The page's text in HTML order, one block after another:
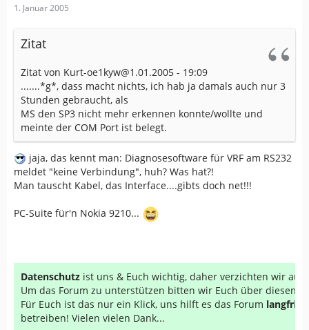
1. Januar 2005
Zitat
Zitat von Kurt-oe1kyw@1.01.2005 - 19:09
.......*g*, dass macht nichts, ich hab ja damals auch nur 3
Stunden gebraucht, als
MS den SP3 nicht mehr erkennen konnte/wollte und
meinte der COM Port ist belegt.
jaja, das kennt man: Diagnosesoftware für VRF am RS232
meldet "keine Verbindung", huh? Was hat?!
Man tauscht Kabel, das Interface....gibts doch net!!!
PC-Suite für'n Nokia 9210...
Datenschutz ist uns & Euch wichtig, daher verzichten wir auf
Um das Forum zu unterstützen bitten wir Euch über diesen
Für Euch ist das nur ein Klick, uns hilft es das Forum
betreiben! Vielen vielen Dank...